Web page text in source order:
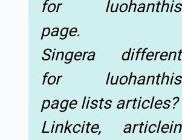
for luohanthis
page.
Singera different
for luohanthis
page lists articles?
Linkcite, articlein